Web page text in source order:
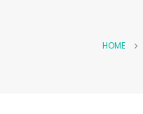
HOME